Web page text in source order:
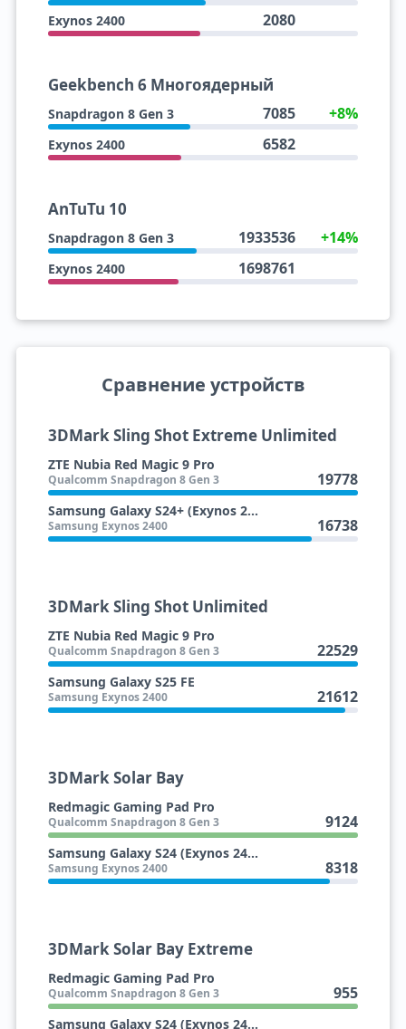
Exynos 2400 2080
Geekbench 6 Многоядерный
Snapdragon 8 Gen 3 7085 +8%
Exynos 2400 6582
AnTuTu 10
Snapdragon 8 Gen 3 1933536 +14%
Exynos 2400 1698761
Сравнение устройств
3DMark Sling Shot Extreme Unlimited
ZTE Nubia Red Magic 9 Pro
Qualcomm Snapdragon 8 Gen 3 19778
Samsung Galaxy S24+ (Exynos 2400)
Samsung Exynos 2400 16738
3DMark Sling Shot Unlimited
ZTE Nubia Red Magic 9 Pro
Qualcomm Snapdragon 8 Gen 3 22529
Samsung Galaxy S25 FE
Samsung Exynos 2400 21612
3DMark Solar Bay
Redmagic Gaming Pad Pro
Qualcomm Snapdragon 8 Gen 3 9124
Samsung Galaxy S24 (Exynos 2400)
Samsung Exynos 2400 8318
3DMark Solar Bay Extreme
Redmagic Gaming Pad Pro
Qualcomm Snapdragon 8 Gen 3 955
Samsung Galaxy S24 (Exynos 2400)